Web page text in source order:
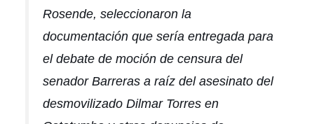
Rosende, seleccionaron la
documentación que sería entregada para
el debate de moción de censura del
senador Barreras a raíz del asesinato del
desmovilizado Dilmar Torres en